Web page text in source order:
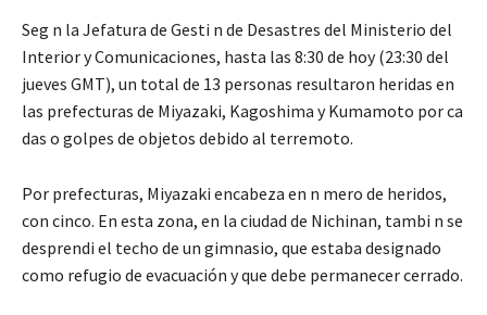
Seg n la Jefatura de Gesti n de Desastres del Ministerio del
Interior y Comunicaciones, hasta las 8:30 de hoy (23:30 del
jueves GMT), un total de 13 personas resultaron heridas en
las prefecturas de Miyazaki, Kagoshima y Kumamoto por ca
das o golpes de objetos debido al terremoto.
Por prefecturas, Miyazaki encabeza en n mero de heridos,
con cinco. En esta zona, en la ciudad de Nichinan, tambi n se
desprendi el techo de un gimnasio, que estaba designado
como refugio de evacuación y que debe permanecer cerrado.